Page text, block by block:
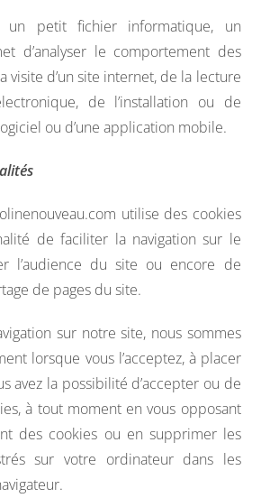
petit fichier informatique, un
d’analyser le comportement des
visite d’un site internet, de la lecture
de l’installation ou de
ou d’une application mobile.
utilise des cookies
de faciliter la navigation sur le
l’audience du site ou encore de
de pages du site.
sur notre site, nous sommes
lorsque vous l’acceptez, à placer
avez la possibilité d’accepter ou de
à tout moment en vous opposant
des cookies ou en supprimer les
sur votre ordinateur dans les